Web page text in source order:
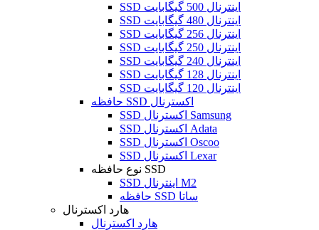
SSD اینترنال 500 گیگابایت
SSD اینترنال 480 گیگابایت
SSD اینترنال 256 گیگابایت
SSD اینترنال 250 گیگابایت
SSD اینترنال 240 گیگابایت
SSD اینترنال 128 گیگابایت
SSD اینترنال 120 گیگابایت
حافظه SSD اکسترنال
SSD اکسترنال Samsung
SSD اکسترنال Adata
SSD اکسترنال Oscoo
SSD اکسترنال Lexar
نوع حافظه SSD
SSD اینترنال M2
حافظه SSD ساتا
هارد اکسترنال
هارد اکسترنال